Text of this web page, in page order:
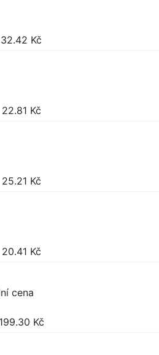
32.42 Kč
22.81 Kč
25.21 Kč
20.41 Kč
cena
199.30 Kč